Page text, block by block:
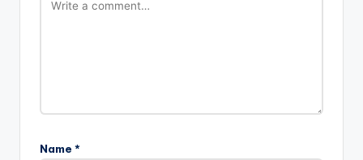
Name *